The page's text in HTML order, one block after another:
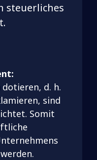
steuerliches
d. h.
sind
Somit